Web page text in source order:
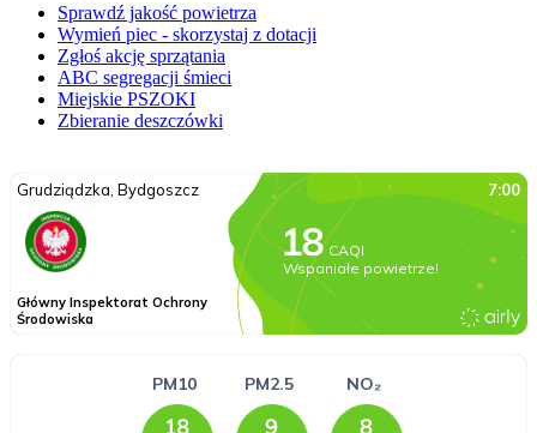
Sprawdź jakość powietrza
Wymień piec - skorzystaj z dotacji
Zgłoś akcję sprzątania
ABC segregacji śmieci
Miejskie PSZOKI
Zbieranie deszczówki